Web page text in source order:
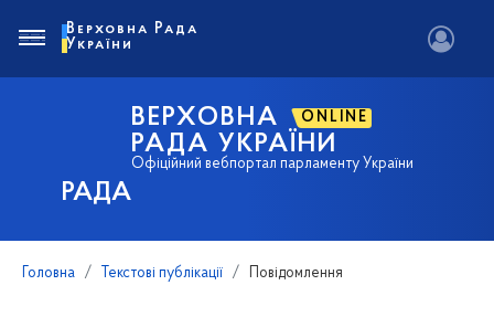
РАДА
ВЕРХОВНА ONLINE
РАДА УКРАЇНИ
Офіційний вебпортал парламенту України
Верховна Рада
України
Головна Текстові публікації Повідомлення